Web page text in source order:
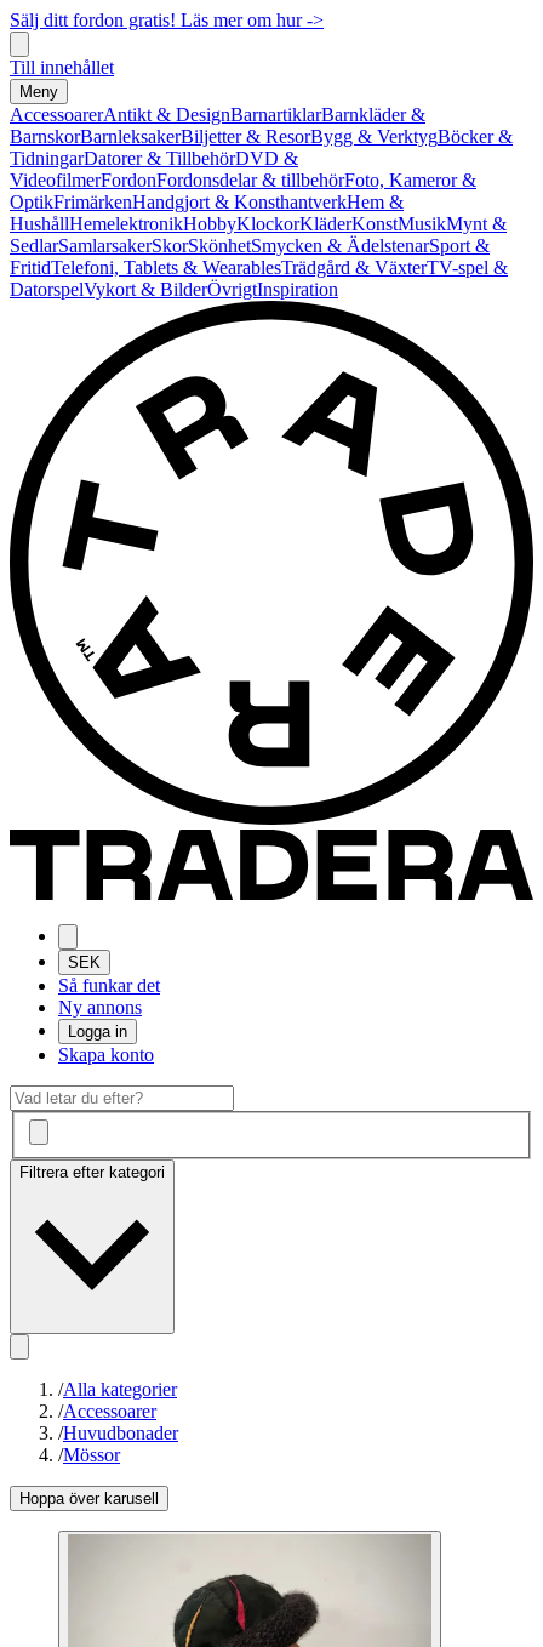
Sälj ditt fordon gratis! Läs mer om hur ->
Till innehållet
Meny
AccessoarerAntikt & DesignBarnartiklarBarnkläder &
BarnskorBarnleksakerBiljetter & ResorBygg & VerktygBöcker &
TidningarDatorer & TillbehörDVD &
VideofilmerFordonFordonsdelar & tillbehörFoto, Kameror &
OptikFrimärkenHandgjort & KonsthantverkHem &
HushållHemelektronikHobbyKlockorKläderKonstMusikMynt &
SedlarSamlarsakerSkorSkönhetSmycken & ÄdelstenarSport &
FritidTelefoni, Tablets & WearablesTrädgård & VäxterTV-spel &
DatorspelVykort & BilderÖvrigtInspiration
SEK
Så funkar det
Ny annons
Logga in
Skapa konto
Filtrera efter kategori
/Alla kategorier
/Accessoarer
/Huvudbonader
/Mössor
Hoppa över karusell